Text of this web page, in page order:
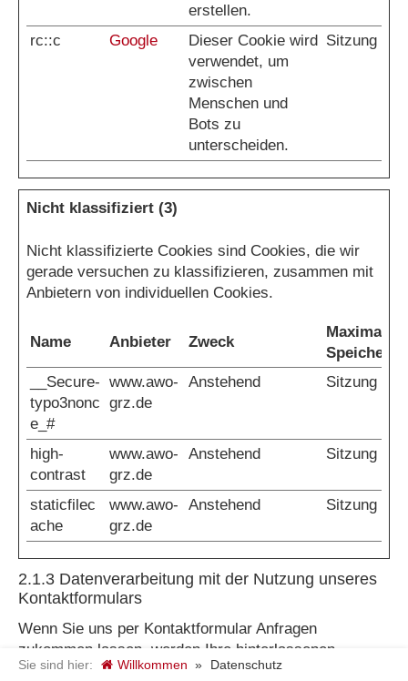
erstellen.
rc::c Google
Dieser Cookie wird
verwendet, um
zwischen
Menschen und
Bots zu
unterscheiden.
Sitzung
Nicht klassifiziert (3)
Nicht klassifizierte Cookies sind Cookies, die wir
gerade versuchen zu klassifizieren, zusammen mit
Anbietern von individuellen Cookies.
Name Anbieter Zweck
Maximale
__Secure-
typo3nonc
e_#
www.awo-
grz.de
Anstehend Sitzung
high-
contrast
www.awo-
grz.de
Anstehend Sitzung
staticfilec
ache
www.awo-
grz.de
Anstehend Sitzung
2.1.3 Datenverarbeitung mit der Nutzung unseres
Kontaktformulars
Wenn Sie uns per Kontaktformular Anfragen
zukommen lassen, werden Ihre hinterlassenen
Angaben und Kontaktdaten zwecks Bearbeitung der
Sie sind hier: Willkommen » Datenschutz